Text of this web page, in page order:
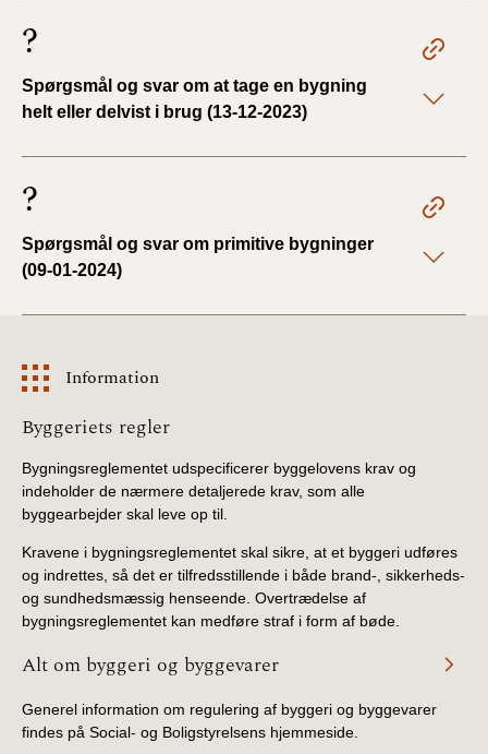
?
Spørgsmål og svar om at tage en bygning
helt eller delvist i brug (13-12-2023)
?
Spørgsmål og svar om primitive bygninger
(09-01-2024)
Information
Information
Byggeriets regler
Bygningsreglementet udspecificerer byggelovens krav og
indeholder de nærmere detaljerede krav, som alle
byggearbejder skal leve op til.
Kravene i bygningsreglementet skal sikre, at et byggeri udføres
og indrettes, så det er tilfredsstillende i både brand-, sikkerheds-
og sundhedsmæssig henseende. Overtrædelse af
bygningsreglementet kan medføre straf i form af bøde.
Alt om byggeri og byggevarer
Generel information om regulering af byggeri og byggevarer
findes på Social- og Boligstyrelsens hjemmeside.